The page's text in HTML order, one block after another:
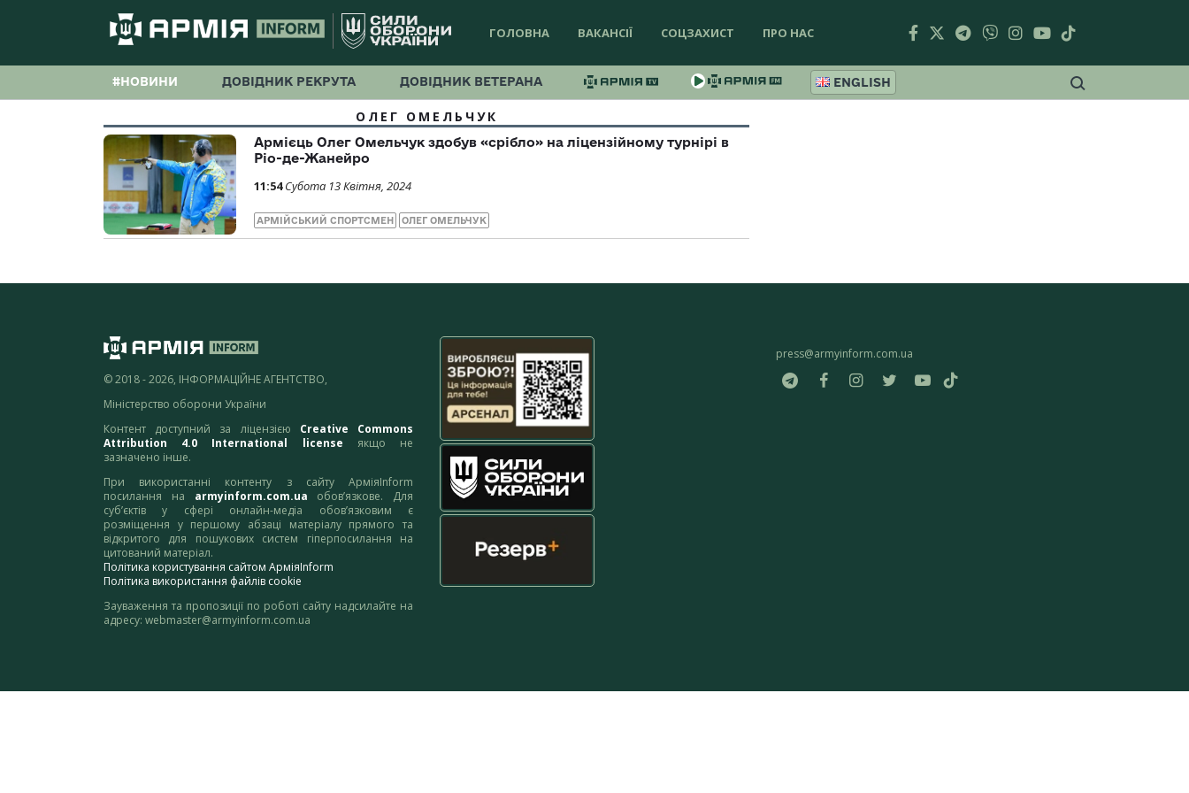
ГОЛОВНА ВАКАНСІЇ СОЦЗАХИСТ ПРО НАС
#НОВИНИ ДОВІДНИК РЕКРУТА ДОВІДНИК ВЕТЕРАНА ENGLISH
ОЛЕГ ОМЕЛЬЧУК
Армієць Олег Омельчук здобув «срібло» на ліцензійному турнірі в
Ріо-де-Жанейро
11:54 Субота 13 Квітня, 2024
АРМІЙСЬКИЙ СПОРТСМЕН ОЛЕГ ОМЕЛЬЧУК
© 2018 - 2026, ІНФОРМАЦІЙНЕ АГЕНТСТВО,
Міністерство оборони України
Контент доступний за ліцензією Creative Commons
Attribution 4.0 International license якщо не
зазначено інше.
При використанні контенту з сайту АрміяInform
посилання на armyinform.com.ua обов’язкове. Для
суб’єктів у сфері онлайн-медіа обов’язковим є
розміщення у першому абзаці матеріалу прямого та
відкритого для пошукових систем гіперпосилання на
цитований матеріал.
Політика користування сайтом АрміяInform
Політика використання файлів cookie
Зауваження та пропозиції по роботі сайту надсилайте на
адресу: webmaster@armyinform.com.ua
press@armyinform.com.ua